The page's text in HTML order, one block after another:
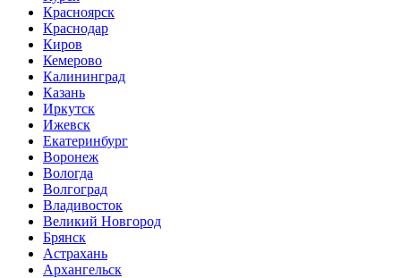
Красноярск
Краснодар
Киров
Кемерово
Калининград
Казань
Иркутск
Ижевск
Екатеринбург
Воронеж
Вологда
Волгоград
Владивосток
Великий Новгород
Брянск
Астрахань
Архангельск